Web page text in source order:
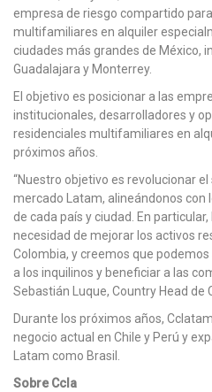
empresa de riesgo compartido
multifamiliares en alquiler
ciudades más grandes de México,
Guadalajara y Monterrey.
El objetivo es posicionar a las
institucionales, desarrolladores y
residenciales multifamiliares en
próximos años.
“Nuestro objetivo es revolucionar
mercado Latam, alineándonos con
de cada país y ciudad. En
necesidad de mejorar los activos
Colombia, y creemos que
a los inquilinos y beneficiar a las
Sebastián Luque, Country Head de
Durante los próximos años,
negocio actual en Chile y Perú y
Latam como Brasil.
Sobre Ccla